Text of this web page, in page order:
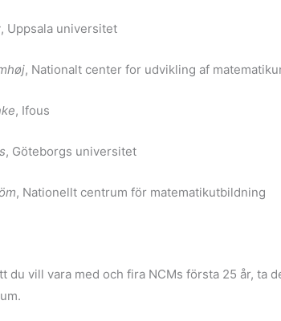
, Uppsala universitet
, Nationalt center for udvikling af
, Ifous
, Göteborgs universitet
, Nationellt centrum för matematikutbildning
du vill vara med och fira NCMs första 25 år,